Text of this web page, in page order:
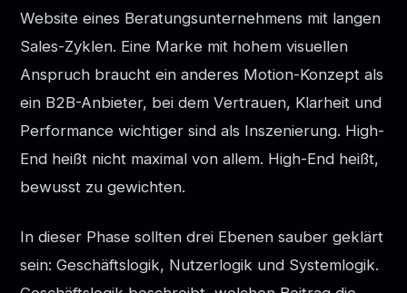
Website eines Beratungsunternehmens mit langen
Sales-Zyklen. Eine Marke mit hohem visuellen
Anspruch braucht ein anderes Motion-Konzept als
ein B2B-Anbieter, bei dem Vertrauen, Klarheit und
Performance wichtiger sind als Inszenierung. High-
End heißt nicht maximal von allem. High-End heißt,
bewusst zu gewichten.
In dieser Phase sollten drei Ebenen sauber geklärt
sein: Geschäftslogik, Nutzerlogik und Systemlogik.